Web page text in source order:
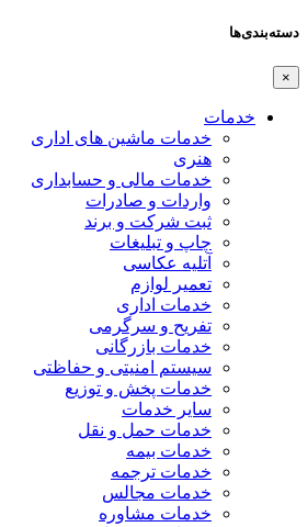
دسته‌بندی‌ها
×
خدمات
خدمات ماشین های اداری
هنری
خدمات مالی و حسابداری
واردات و صادرات
ثبت شرکت و برند
چاپ و تبلیغات
آتلیه عکاسی
تعمیر لوازم
خدمات اداری
تفریح و سرگرمی
خدمات بازرگانی
سیستم امنیتی و حفاظتی
خدمات پخش و توزیع
سایر خدمات
خدمات حمل و نقل
خدمات بیمه
خدمات ترجمه
خدمات مجالس
خدمات مشاوره